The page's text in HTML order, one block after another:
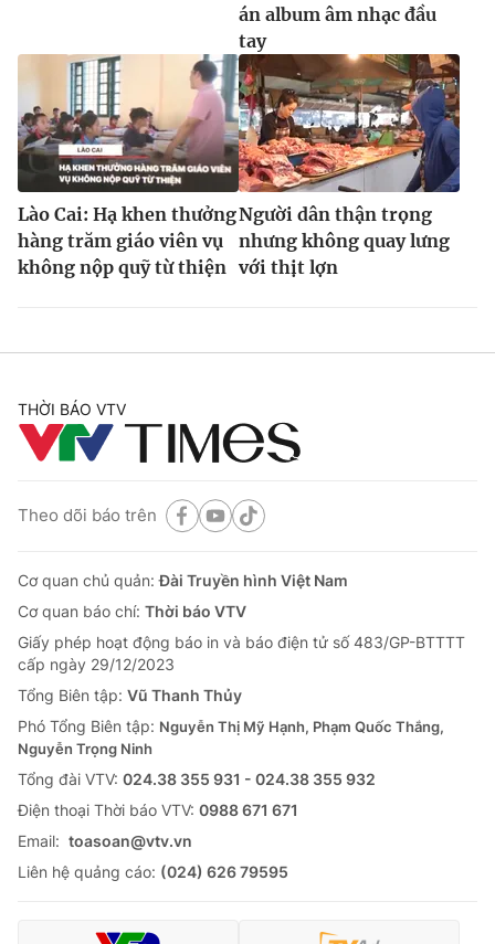
án album âm nhạc đầu
tay
Lào Cai: Hạ khen thưởng
hàng trăm giáo viên vụ
không nộp quỹ từ thiện
Người dân thận trọng
nhưng không quay lưng
với thịt lợn
THỜI BÁO VTV
Theo dõi báo trên
Cơ quan chủ quản:Đài Truyền hình Việt Nam
Cơ quan báo chí: Thời báo VTV
Giấy phép hoạt động báo in và báo điện tử số 483/GP-BTTTT
cấp ngày 29/12/2023
Tổng Biên tập: Vũ Thanh Thủy
Phó Tổng Biên tập: Nguyễn Thị Mỹ Hạnh, Phạm Quốc Thắng,
Nguyễn Trọng Ninh
Tổng đài VTV: 024.38 355 931 - 024.38 355 932
Ðiện thoại Thời báo VTV: 0988 671 671
Email: toasoan@vtv.vn
Liên hệ quảng cáo: (024) 626 79595